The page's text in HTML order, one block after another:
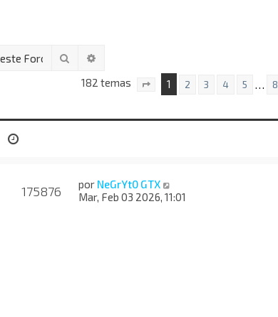
Buscar
182 temas Página1 de8
1 2 3 4 5 8
175876 por NeGrYt0 GTX
Mar, Feb 03 2026, 11:01